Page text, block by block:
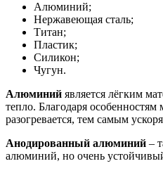
Алюминий;
Нержавеющая сталь;
Титан;
Пластик;
Силикон;
Чугун.
Алюминий является лёгким
тепло. Благодаря
разогревается, тем самым
Анодированный алюминий –
алюминий, но очень